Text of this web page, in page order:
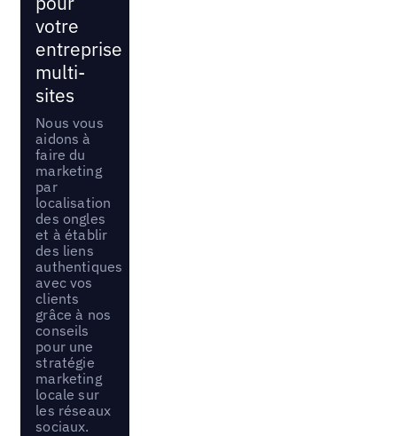
votre
entreprise
multi-
sites
Nous vous
aidons à
faire du
marketing
par
localisation
des ongles
et à établir
des liens
authentiques
avec vos
clients
grâce à nos
conseils
pour une
stratégie
marketing
locale sur
les réseaux
sociaux.